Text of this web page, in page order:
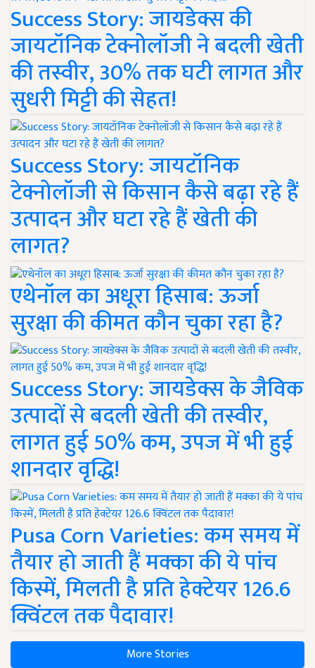
Success Story: जायडेक्स की
जायटॉनिक टेक्नोलॉजी ने बदली खेती
की तस्वीर, 30% तक घटी लागत और
सुधरी मिट्टी की सेहत!
Success Story: जायटॉनिक
टेक्नोलॉजी से किसान कैसे बढ़ा रहे हैं
उत्पादन और घटा रहे हैं खेती की
लागत?
एथेनॉल का अधूरा हिसाब: ऊर्जा
सुरक्षा की कीमत कौन चुका रहा है?
Success Story: जायडेक्स के जैविक
उत्पादों से बदली खेती की तस्वीर,
लागत हुई 50% कम, उपज में भी हुई
शानदार वृद्धि!
Pusa Corn Varieties: कम समय में
तैयार हो जाती हैं मक्का की ये पांच
किस्में, मिलती है प्रति हेक्टेयर 126.6
क्विंटल तक पैदावार!
More Stories